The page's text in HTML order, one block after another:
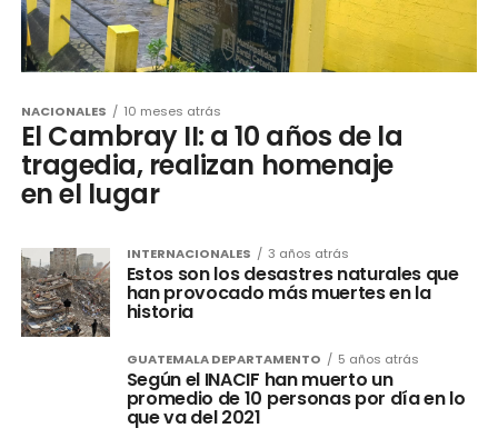
NACIONALES 10 meses atrás
El Cambray II: a 10 años de la
tragedia, realizan homenaje
en el lugar
INTERNACIONALES 3 años atrás
Estos son los desastres naturales que
han provocado más muertes en la
historia
GUATEMALA DEPARTAMENTO 5 años atrás
Según el INACIF han muerto un
promedio de 10 personas por día en lo
que va del 2021